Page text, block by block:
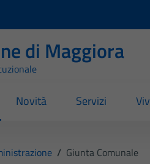
di Maggiora
Novità Servizi
/ Giunta Comunale